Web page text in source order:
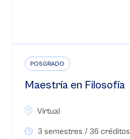
POSGRADO
Maestría en Filosofía
Virtual
3 semestres / 36 créditos